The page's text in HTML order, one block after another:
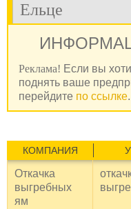
Ельце
Реклама! Если вы
поднять ваше
перейдите по ссылке.
КОМПАНИЯ
Откачка
выгребных
ям